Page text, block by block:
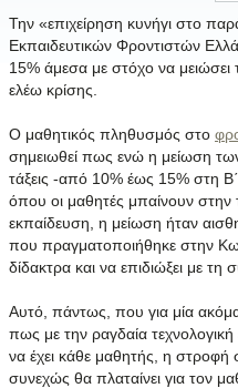
Την «επιχείρηση κυνήγι στο
Εκπαιδευτικών Φροντιστών
15% άμεσα με στόχο να μειώσει
ελέω κρίσης.
Ο μαθητικός πληθυσμός στο
σημειωθεί πως ενώ η μείωση
τάξεις -από 10% έως 15% στη Β΄
όπου οι μαθητές μπαίνουν στην
εκπαίδευση, η μείωση ήταν
που πραγματοποιήθηκε στην
δίδακτρα και να επιδιώξει με
Αυτό, πάντως, που για μία
πως με την ραγδαία τεχνολογική
να έχει κάθε μαθητής, η στροφή
συνεχώς θα πλαταίνει για τον